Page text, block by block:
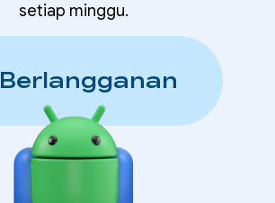
setiap minggu.
Berlangganan